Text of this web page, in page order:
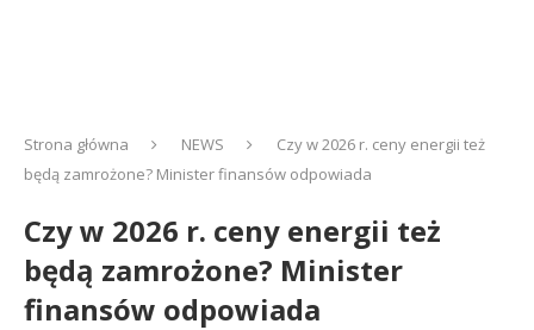
Strona główna NEWS
Czy w 2026 r. ceny energii też
będą zamrożone? Minister finansów odpowiada
Czy w 2026 r. ceny energii też
będą zamrożone? Minister
finansów odpowiada